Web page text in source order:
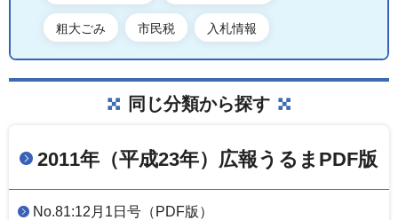
粗大ごみ 市民税 入札情報
同じ分類から探す
2011年（平成23年）広報うるまPDF版
No.81:12月1日号（PDF版）